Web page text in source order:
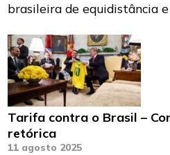
brasileira de equidistância
Tarifa contra o Brasil –
retórica
11 agosto 2025